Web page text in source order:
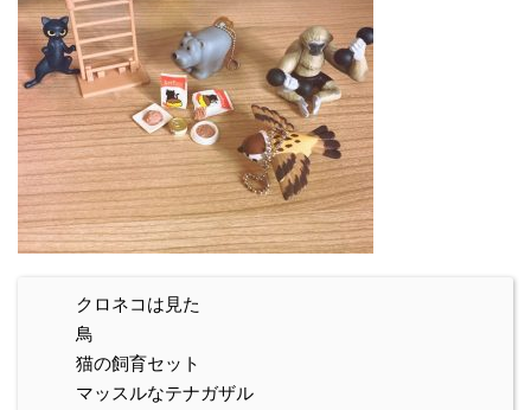
クロネコは見た
鳥
猫の飼育セット
マッスルなテナガザル